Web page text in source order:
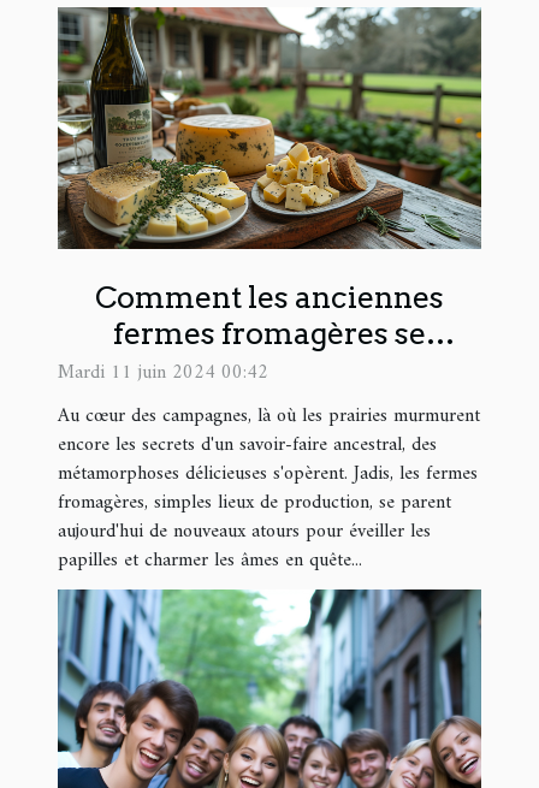
Comment les anciennes
fermes fromagères se
transforment en hauts lieux
de gastronomie et
d'hébergement
Mardi 11 juin 2024 00:42
Au cœur des campagnes, là où les prairies murmurent
encore les secrets d'un savoir-faire ancestral, des
métamorphoses délicieuses s'opèrent. Jadis, les fermes
fromagères, simples lieux de production, se parent
aujourd'hui de nouveaux atours pour éveiller les
papilles et charmer les âmes en quête...